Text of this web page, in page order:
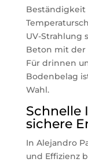
UV-Strahlung
Beton mit der
Für drinnen
Bodenbelag
Wahl.
Schnelle
sichere
In Alejandro
und Effizienz